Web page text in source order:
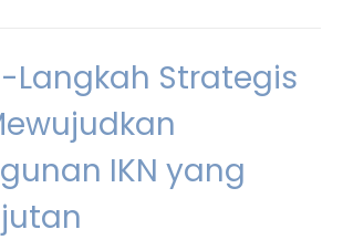
Langkah Strategis
IKN yang